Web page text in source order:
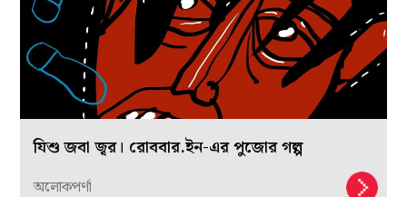
যিশু জবা জ্বর। রোববার.ইন-এর পুজোর গল্প
অলোকপর্ণা